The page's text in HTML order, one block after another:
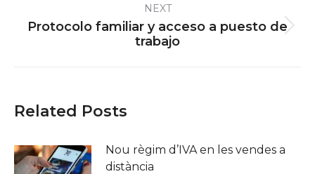
NEXT
Next
post:
Protocolo familiar y acceso a puesto de
trabajo
Related Posts
Nou règim d’IVA en les vendes a
distància